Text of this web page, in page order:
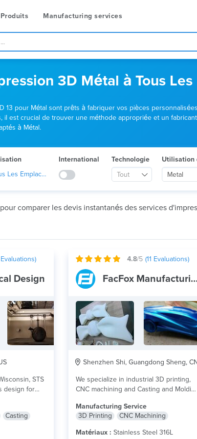
Produits Manufacturing services
3D Métal à Tous
13 pour Métal sont prêts à fabriquer vos pièces
il est crucial de trouver une méthode appropriée et un
à Métal.
Les Emplacements
International
Technologie
Tout
Utilisation
Metal
comparer les devis instantanés des services
Evaluations)
Design
STS
design for
Casting
4.8/5 (11 Evaluations)
FacFox
Shenzhen Shi, Guangdong Sheng,
We specialize in industrial 3D printing,
CNC machining and Casting and Molding
Manufacturing Service
3D Printing
CNC Machining
Matériaux : Stainless Steel 316L